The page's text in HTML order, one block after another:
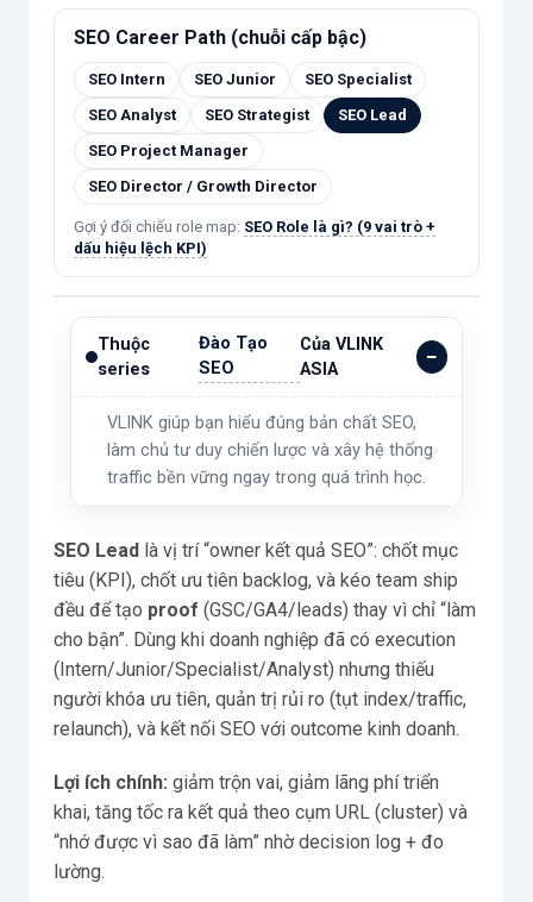
SEO Career Path (chuỗi cấp bậc)
SEO Intern SEO Junior
SEO Specialist
SEO Analyst
SEO Strategist
SEO Lead
SEO Project Manager
SEO Director / Growth Director
Gợi ý đối chiếu role map: SEO Role là gì? (9 vai trò +
dấu hiệu lệch KPI)
Thuộc
series
Đào Tạo
SEO
Của VLINK
ASIA
VLINK giúp bạn hiểu đúng bản chất SEO,
làm chủ tư duy chiến lược và xây hệ thống
traffic bền vững ngay trong quá trình học.
SEO Lead là vị trí “owner kết quả SEO”: chốt mục
tiêu (KPI), chốt ưu tiên backlog, và kéo team ship
đều để tạo proof (GSC/GA4/leads) thay vì chỉ “làm
cho bận”. Dùng khi doanh nghiệp đã có execution
(Intern/Junior/Specialist/Analyst) nhưng thiếu
người khóa ưu tiên, quản trị rủi ro (tụt index/traffic,
relaunch), và kết nối SEO với outcome kinh doanh.
Lợi ích chính: giảm trộn vai, giảm lãng phí triển
khai, tăng tốc ra kết quả theo cụm URL (cluster) và
“nhớ được vì sao đã làm” nhờ decision log + đo
lường.